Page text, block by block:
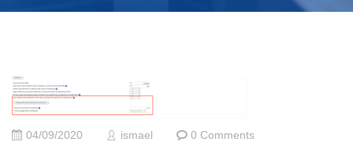
04/09/2020 ismael 0 Comments